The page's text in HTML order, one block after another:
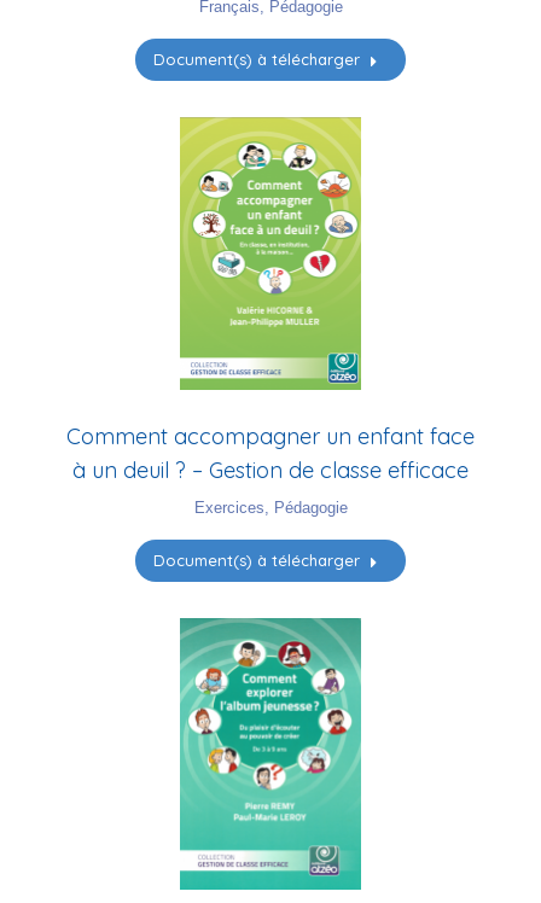
Français, Pédagogie
Document(s) à télécharger
Comment accompagner un enfant face
à un deuil ? – Gestion de classe efficace
Exercices Pédagogie
Document(s) à télécharger